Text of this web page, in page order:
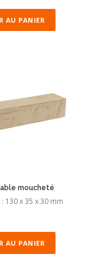
AU PANIER
moucheté
130 x 35 x 30 mm
AU PANIER